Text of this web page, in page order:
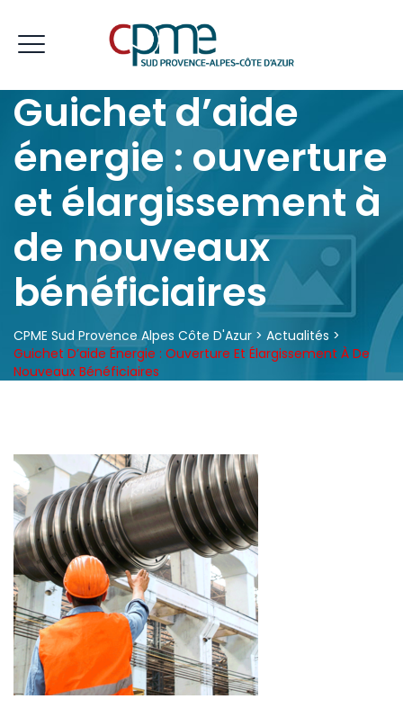
Guichet d’aide
énergie : ouverture
et élargissement à
de nouveaux
bénéficiaires
CPME Sud Provence Alpes Côte D'Azur > Actualités >
Guichet D’aide Énergie : Ouverture Et Élargissement À De
Nouveaux Bénéficiaires